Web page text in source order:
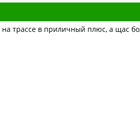
трассе в приличный плюс, а щас